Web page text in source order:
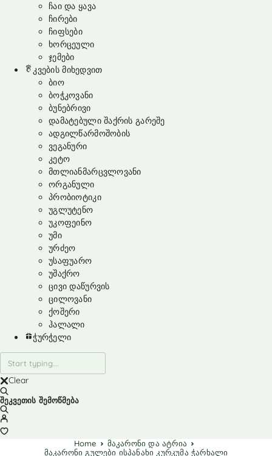
ჩაი და ყავა
ჩირები
ჩიფსები
ხორცეული
ჯემები
კვების მიხედვით
ბიო
ბოჭკოვანი
ბუნებრივი
დამატებული შაქრის გარეშე
ადგილწარმოშობის
ვეგანური
კეტო
მთლიანმარცვლოვანი
ორგანული
პრობიოტიკი
უგლუტენო
უკოფეინო
უმი
ურძეო
უსაფუარო
უშაქრო
ცივი დაწურვის
ცილოვანი
ქოშერი
ჰალალი
ჭურჭელი
Clear
შეკვეთის შემოწმება
Home
მაკარონი და ატრია
მაკარონი გულები ისპანახი კურკუმა ჭარხალი